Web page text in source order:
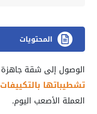
المحتويات
الوصول إلى شقة جاهزة
تشطيباتها بالتكييفات
العملة الأصعب اليوم.